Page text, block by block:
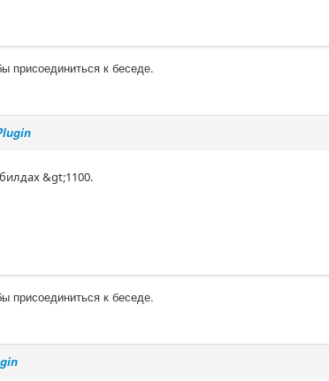
присоединиться к беседе.
&gt;1100.
присоединиться к беседе.